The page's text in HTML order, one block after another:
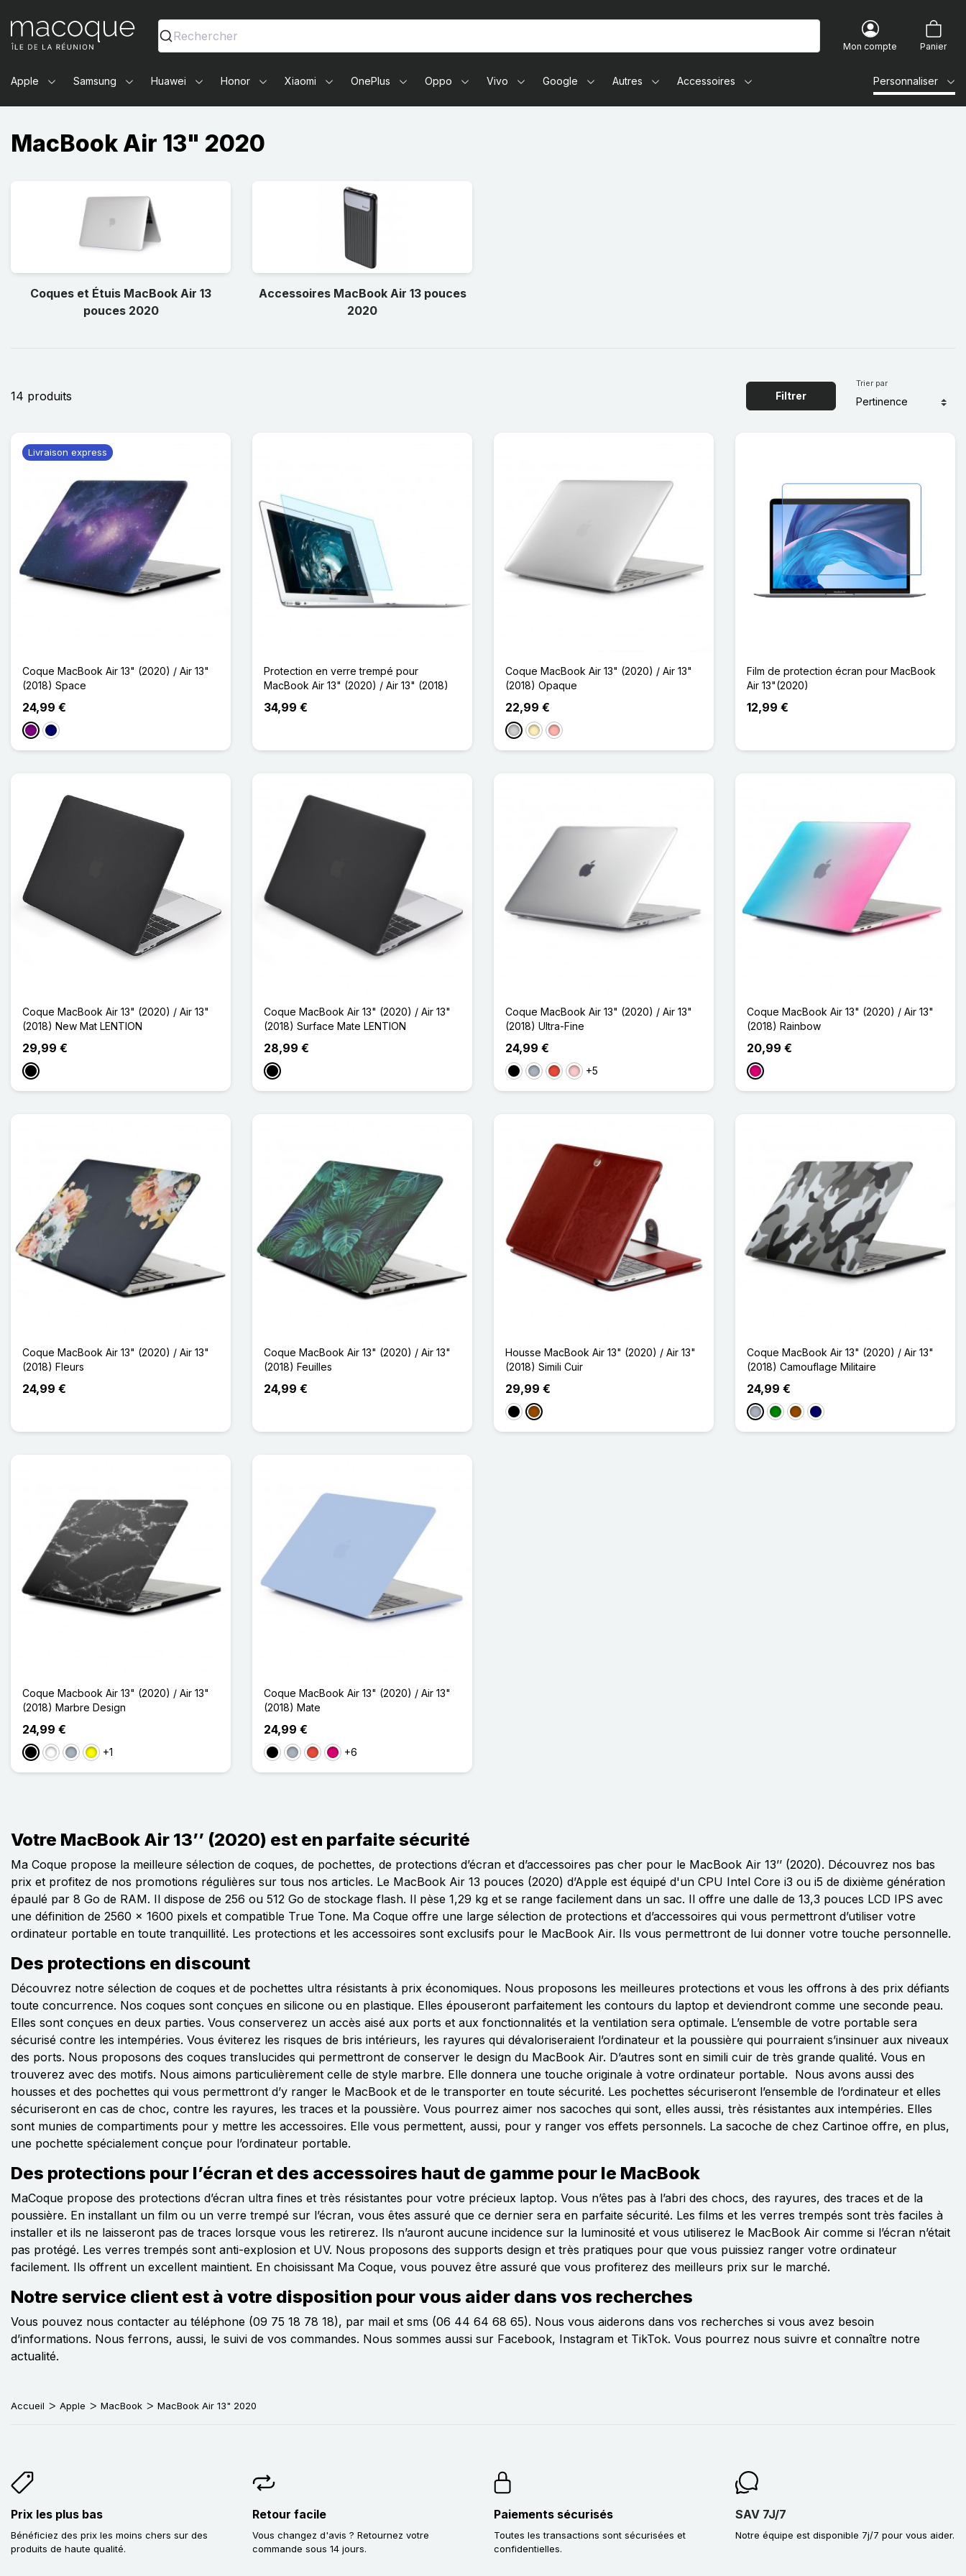
Ma Coque - Coques et Accessoires pour smartphones et tablettes
Rechercher
Mon compte Panier
Apple Samsung Huawei Honor Xiaomi OnePlus Oppo Vivo Google Autres Accessoires Personnaliser
MacBook Air 13" 2020
Coques et Étuis MacBook Air 13
pouces 2020
Accessoires MacBook Air 13 pouces
2020
14 produits Filtrer
Trier par
Coque MacBook Air 13" (2020) / Air 13"
(2018) Space
24,99 €
VioletBleu Marine
Livraison express
Protection en verre trempé pour
MacBook Air 13" (2020) / Air 13" (2018)
34,99 €
Coque MacBook Air 13" (2020) / Air 13"
(2018) Opaque
22,99 €
Argenté
DoréOr Rose
Film de protection écran pour MacBook
Air 13"(2020)
12,99 €
Coque MacBook Air 13" (2020) / Air 13"
(2018) New Mat LENTION
29,99 €
Noir
Coque MacBook Air 13" (2020) / Air 13"
(2018) Surface Mate LENTION
28,99 €
Noir
Coque MacBook Air 13" (2020) / Air 13"
(2018) Ultra-Fine
24,99 €
NoirGris RougeRose+5
Coque MacBook Air 13" (2020) / Air 13"
(2018) Rainbow
20,99 €
Magenta
Coque MacBook Air 13" (2020) / Air 13"
(2018) Fleurs
24,99 €
Coque MacBook Air 13" (2020) / Air 13"
(2018) Feuilles
24,99 €
Housse MacBook Air 13" (2020) / Air 13"
(2018) Simili Cuir
29,99 €
NoirMarron
Coque MacBook Air 13" (2020) / Air 13"
(2018) Camouflage Militaire
24,99 €
Gris VertMarronBleu Marine
Coque Macbook Air 13" (2020) / Air 13"
(2018) Marbre Design
24,99 €
NoirBlancGris Jaune
+1
Coque MacBook Air 13" (2020) / Air 13"
(2018) Mate
24,99 €
NoirGris RougeMagenta
+6
Votre MacBook Air 13’’ (2020) est en parfaite sécurité
Ma Coque propose la meilleure sélection de coques, de pochettes, de protections d’écran et d’accessoires pas cher pour le MacBook Air 13’’ (2020). Découvrez nos bas
prix et profitez de nos promotions régulières sur tous nos articles. Le MacBook Air 13 pouces (2020) d’Apple est équipé d'un CPU Intel Core i3 ou i5 de dixième génération
épaulé par 8 Go de RAM. Il dispose de 256 ou 512 Go de stockage flash. Il pèse 1,29 kg et se range facilement dans un sac. Il offre une dalle de 13,3 pouces LCD IPS avec
une définition de 2560 x 1600 pixels et compatible True Tone. Ma Coque offre une large sélection de protections et d’accessoires qui vous permettront d’utiliser votre
ordinateur portable en toute tranquillité. Les protections et les accessoires sont exclusifs pour le MacBook Air. Ils vous permettront de lui donner votre touche personnelle.
Des protections en discount
Découvrez notre sélection de coques et de pochettes ultra résistants à prix économiques. Nous proposons les meilleures protections et vous les offrons à des prix défiants
toute concurrence. Nos coques sont conçues en silicone ou en plastique. Elles épouseront parfaitement les contours du laptop et deviendront comme une seconde peau.
Elles sont conçues en deux parties. Vous conserverez un accès aisé aux ports et aux fonctionnalités et la ventilation sera optimale. L’ensemble de votre portable sera
sécurisé contre les intempéries. Vous éviterez les risques de bris intérieurs, les rayures qui dévaloriseraient l’ordinateur et la poussière qui pourraient s’insinuer aux niveaux
des ports. Nous proposons des coques translucides qui permettront de conserver le design du MacBook Air. D’autres sont en simili cuir de très grande qualité. Vous en
trouverez avec des motifs. Nous aimons particulièrement celle de style marbre. Elle donnera une touche originale à votre ordinateur portable. Nous avons aussi des
housses et des pochettes qui vous permettront d’y ranger le MacBook et de le transporter en toute sécurité. Les pochettes sécuriseront l’ensemble de l’ordinateur et elles
sécuriseront en cas de choc, contre les rayures, les traces et la poussière. Vous pourrez aimer nos sacoches qui sont, elles aussi, très résistantes aux intempéries. Elles
sont munies de compartiments pour y mettre les accessoires. Elle vous permettent, aussi, pour y ranger vos effets personnels. La sacoche de chez Cartinoe offre, en plus,
une pochette spécialement conçue pour l’ordinateur portable.
Des protections pour l’écran et des accessoires haut de gamme pour le MacBook
MaCoque propose des protections d’écran ultra fines et très résistantes pour votre précieux laptop. Vous n’êtes pas à l’abri des chocs, des rayures, des traces et de la
poussière. En installant un film ou un verre trempé sur l’écran, vous êtes assuré que ce dernier sera en parfaite sécurité. Les films et les verres trempés sont très faciles à
installer et ils ne laisseront pas de traces lorsque vous les retirerez. Ils n’auront aucune incidence sur la luminosité et vous utiliserez le MacBook Air comme si l’écran n’était
pas protégé. Les verres trempés sont anti-explosion et UV. Nous proposons des supports design et très pratiques pour que vous puissiez ranger votre ordinateur
facilement. Ils offrent un excellent maintient. En choisissant Ma Coque, vous pouvez être assuré que vous profiterez des meilleurs prix sur le marché.
Notre service client est à votre disposition pour vous aider dans vos recherches
Vous pouvez nous contacter au téléphone (09 75 18 78 18), par mail et sms (06 44 64 68 65). Nous vous aiderons dans vos recherches si vous avez besoin
d’informations. Nous ferrons, aussi, le suivi de vos commandes. Nous sommes aussi sur Facebook, Instagram et TikTok. Vous pourrez nous suivre et connaître notre
actualité.
Accueil Apple MacBook MacBook Air 13" 2020
Prix les plus bas
Bénéficiez des prix les moins chers sur des
produits de haute qualité.
Retour facile
Vous changez d'avis ? Retournez votre
commande sous 14 jours.
Paiements sécurisés
Toutes les transactions sont sécurisées et
confidentielles.
SAV 7J/7
Notre équipe est disponible 7j/7 pour vous aider.